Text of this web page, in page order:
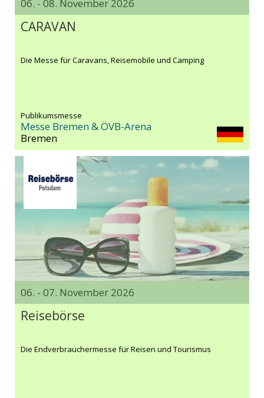
06. - 08. November 2026
CARAVAN
Die Messe für Caravans, Reisemobile und Camping
Publikumsmesse
Messe Bremen & ÖVB-Arena
Bremen
06. - 07. November 2026
Reisebörse
Die Endverbrauchermesse für Reisen und Tourismus